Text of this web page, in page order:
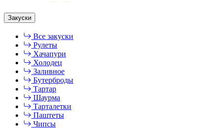
Закуски
Все закуски
Рулеты
Хачапури
Холодец
Заливное
Бутерброды
Тартар
Шаурма
Тарталетки
Паштеты
Чипсы